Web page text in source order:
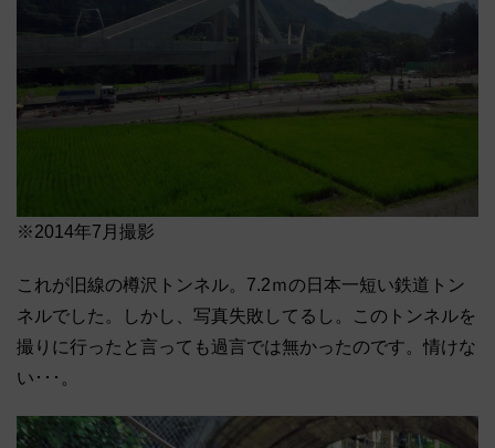
※2014年7月撮影
これが旧線の樽沢トンネル。7.2ｍの日本一短い鉄道トン
ネルでした。しかし、写真失敗してるし。このトンネルを
撮りに行ったと言っても過言では無かったのです。情けな
い･･･。